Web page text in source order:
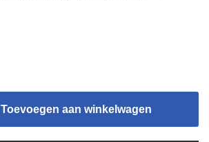
Toevoegen aan winkelwagen